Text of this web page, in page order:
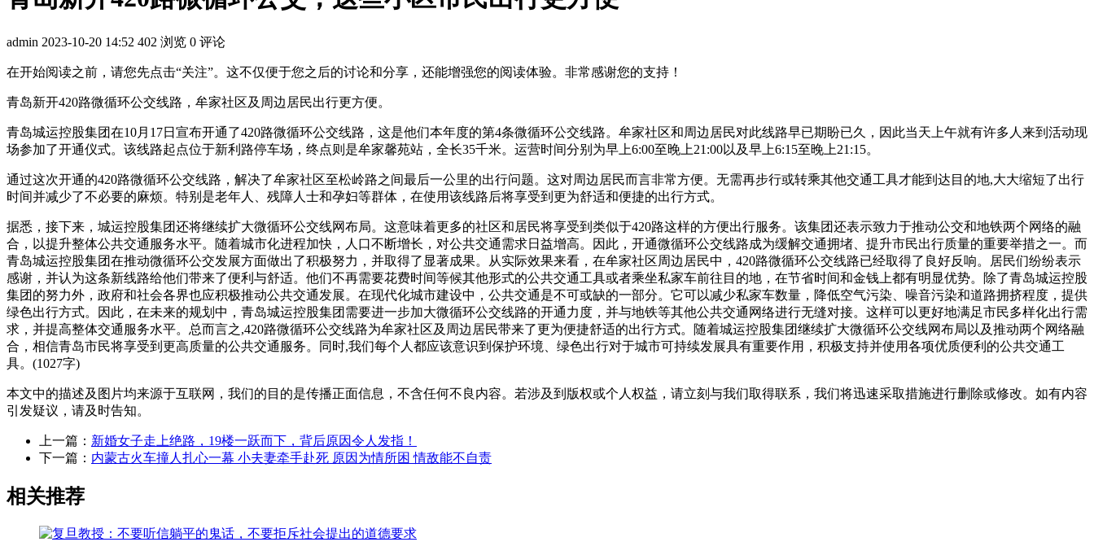
admin 2023-10-20 14:52 402 浏览 0 评论
在开始阅读之前，请您先点击“关注”。这不仅便于您之后的讨论和分享，还能增强您的阅读体验。非常感谢您的支持！
青岛新开420路微循环公交线路，牟家社区及周边居民出行更方便。
青岛城运控股集团在10月17日宣布开通了420路微循环公交线路，这是他们本年度的第4条微循环公交线路。牟家社区和周边居民对此线路早已期盼已久，因此当天上午就有许多人来到活动现
场参加了开通仪式。该线路起点位于新利路停车场，终点则是牟家馨苑站，全长35千米。运营时间分别为早上6:00至晚上21:00以及早上6:15至晚上21:15。
通过这次开通的420路微循环公交线路，解决了牟家社区至松岭路之间最后一公里的出行问题。这对周边居民而言非常方便。无需再步行或转乘其他交通工具才能到达目的地,大大缩短了出行
时间并减少了不必要的麻烦。特别是老年人、残障人士和孕妇等群体，在使用该线路后将享受到更为舒适和便捷的出行方式。
据悉，接下来，城运控股集团还将继续扩大微循环公交线网布局。这意味着更多的社区和居民将享受到类似于420路这样的方便出行服务。该集团还表示致力于推动公交和地铁两个网络的融
合，以提升整体公共交通服务水平。随着城市化进程加快，人口不断增长，对公共交通需求日益增高。因此，开通微循环公交线路成为缓解交通拥堵、提升市民出行质量的重要举措之一。而
青岛城运控股集团在推动微循环公交发展方面做出了积极努力，并取得了显著成果。从实际效果来看，在牟家社区周边居民中，420路微循环公交线路已经取得了良好反响。居民们纷纷表示
感谢，并认为这条新线路给他们带来了便利与舒适。他们不再需要花费时间等候其他形式的公共交通工具或者乘坐私家车前往目的地，在节省时间和金钱上都有明显优势。除了青岛城运控股
集团的努力外，政府和社会各界也应积极推动公共交通发展。在现代化城市建设中，公共交通是不可或缺的一部分。它可以减少私家车数量，降低空气污染、噪音污染和道路拥挤程度，提供
绿色出行方式。因此，在未来的规划中，青岛城运控股集团需要进一步加大微循环公交线路的开通力度，并与地铁等其他公共交通网络进行无缝对接。这样可以更好地满足市民多样化出行需
求，并提高整体交通服务水平。总而言之,420路微循环公交线路为牟家社区及周边居民带来了更为便捷舒适的出行方式。随着城运控股集团继续扩大微循环公交线网布局以及推动两个网络融
合，相信青岛市民将享受到更高质量的公共交通服务。同时,我们每个人都应该意识到保护环境、绿色出行对于城市可持续发展具有重要作用，积极支持并使用各项优质便利的公共交通工
具。(1027字)
本文中的描述及图片均来源于互联网，我们的目的是传播正面信息，不含任何不良内容。若涉及到版权或个人权益，请立刻与我们取得联系，我们将迅速采取措施进行删除或修改。如有内容
引发疑议，请及时告知。
上一篇： 新婚女子走上绝路，19楼一跃而下，背后原因令人发指！
下一篇： 内蒙古火车撞人扎心一幕 小夫妻牵手赴死 原因为情所困 情敌能不自责
相关推荐